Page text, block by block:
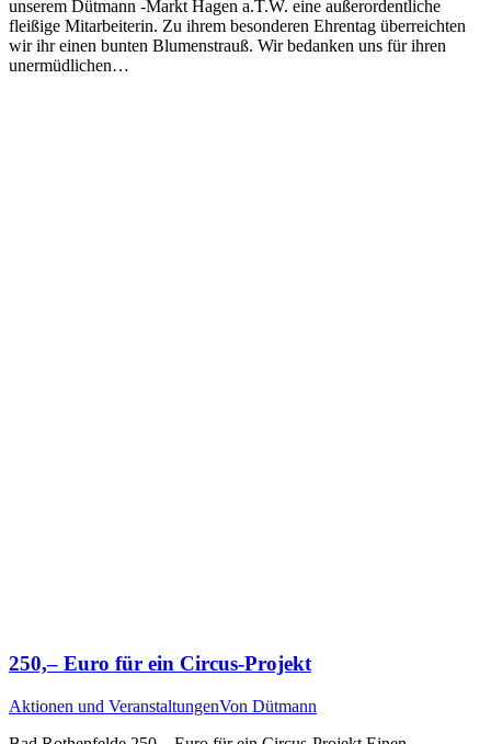
unserem Dütmann -Markt Hagen a.T.W. eine außerordentliche
fleißige Mitarbeiterin. Zu ihrem besonderen Ehrentag überreichten
wir ihr einen bunten Blumenstrauß. Wir bedanken uns für ihren
unermüdlichen…
250,– Euro für ein Circus-Projekt
Aktionen und VeranstaltungenVon Dütmann